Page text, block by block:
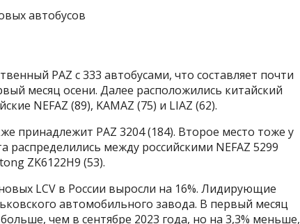
PAZ c 333 автобусами, что составляет почти
месяц осени. Далее расположились китайский
NEFAZ (89), KAMAZ (75) и LIAZ (62).
принадлежит PAZ 3204 (184). Второе место тоже у
распределились между российскими NEFAZ 5299
ZK6122H9 (53).
LCV в России выросли на 16%. Лидирующие
автомобильного завода. В первый месяц
чем в сентябре 2023 года, но на 3,3% меньше,